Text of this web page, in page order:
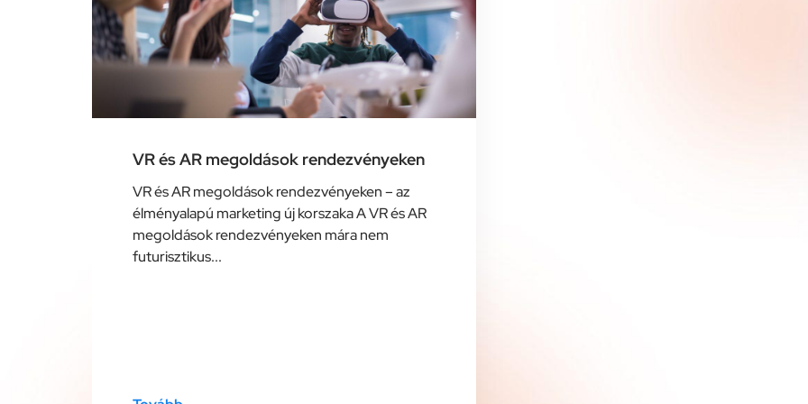
VR és AR megoldások rendezvényeken
VR és AR megoldások rendezvényeken – az
élményalapú marketing új korszaka A VR és AR
megoldások rendezvényeken mára nem
futurisztikus...